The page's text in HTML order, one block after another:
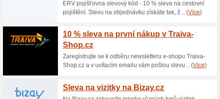
Aktuální slevy a
Sleva na Kurz